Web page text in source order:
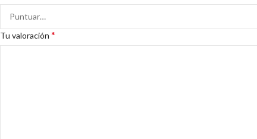
Tu valoración *